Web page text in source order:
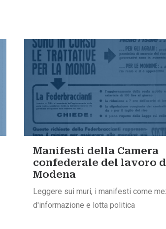
Manifesti della Camera
confederale del lavoro
Modena
Leggere sui muri, i manifesti come
d'informazione e lotta politica